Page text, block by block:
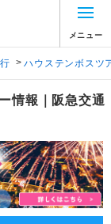
メニュー
> ハウステンボスツ
情報｜阪急交通